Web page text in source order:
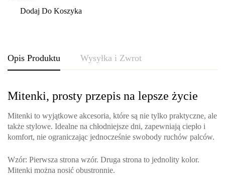
Dodaj Do Koszyka
Opis Produktu Wysyłka i Zwrot
Mitenki, prosty przepis na lepsze życie
Mitenki to wyjątkowe akcesoria, które są nie tylko praktyczne, ale
także stylowe. Idealne na chłodniejsze dni, zapewniają ciepło i
komfort, nie ograniczając jednocześnie swobody ruchów palców.
Wzór: Pierwsza strona wzór. Druga strona to jednolity kolor.
Mitenki można nosić obustronnie.